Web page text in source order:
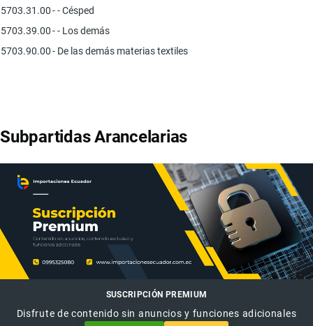
5703.31.00- - Césped
5703.39.00- - Los demás
5703.90.00- De las demás materias textiles
Subpartidas Arancelarias
SUSCRIPCIÓN PREMIUM
Disfrute de contenido sin anuncios y funciones adicionales